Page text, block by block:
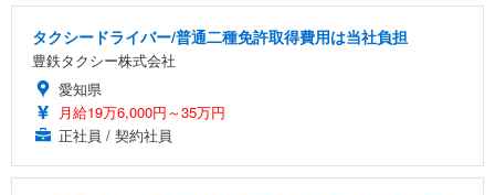
タクシードライバー/普通二種免許取得費用は当社負担
豊鉄タクシー株式会社
愛知県
月給19万6,000円～35万円
正社員 / 契約社員